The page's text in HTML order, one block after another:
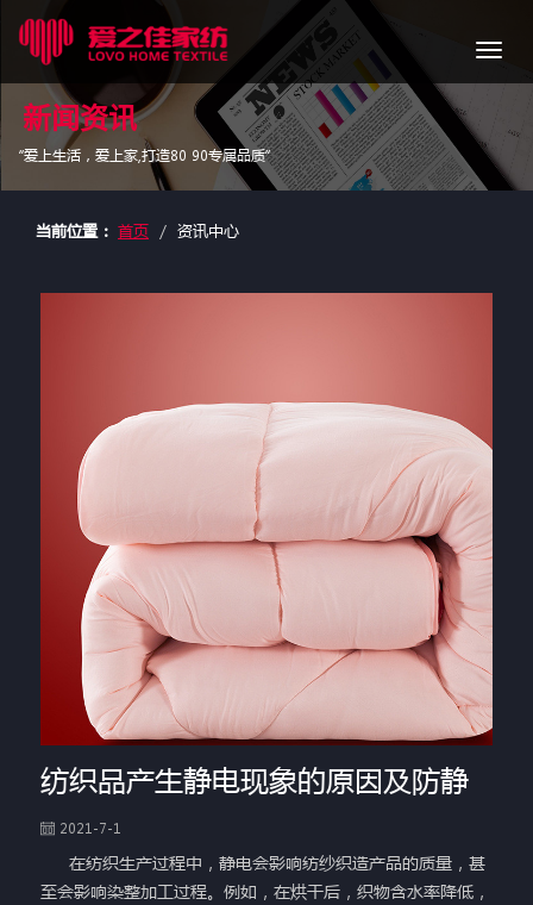
导
航
新闻资讯
“爱上生活，爱上家,打造80 90专属品质”
当前位置： 首页 资讯中心
纺织品产生静电现象的原因及防静
2021-7-1
在纺织生产过程中，静电会影响纺纱织造产品的质量，甚
至会影响染整加工过程。例如，在烘干后，织物含水率降低，